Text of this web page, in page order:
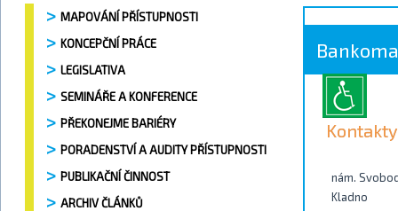
MAPOVÁNÍ PŘÍSTUPNOSTI
KONCEPČNÍ PRÁCE
LEGISLATIVA
SEMINÁŘE A KONFERENCE
PŘEKONEJME BARIÉRY
PORADENSTVÍ A AUDITY PŘÍSTUPNOSTI
PUBLIKAČNÍ ČINNOST
ARCHIV ČLÁNKŮ
Kontakty
nám.
Kladno